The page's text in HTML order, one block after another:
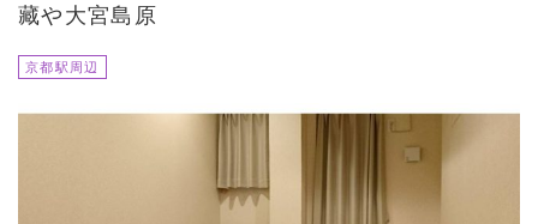
藏や大宮島原
京都駅周辺